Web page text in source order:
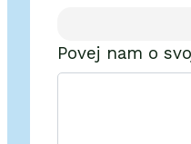
Povej nam o